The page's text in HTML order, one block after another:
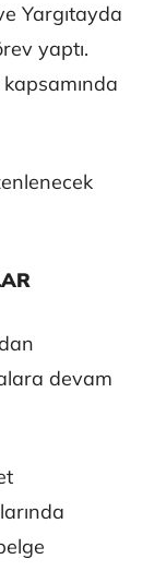
Yargıtayda
yaptı.
devam